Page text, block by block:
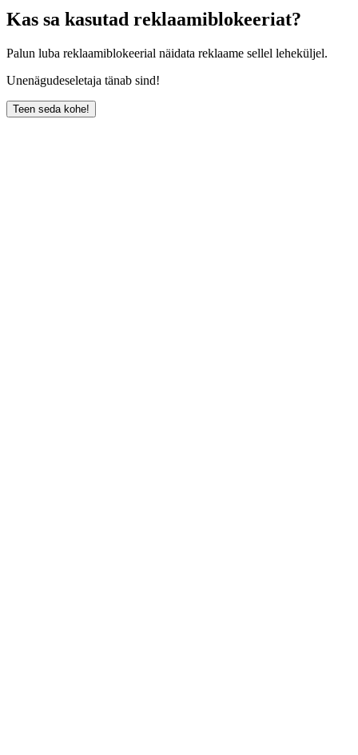
Kas sa kasutad reklaamiblokeeriat?
Palun luba reklaamiblokeerial näidata reklaame sellel leheküljel.
Unenägudeseletaja tänab sind!
Teen seda kohe!